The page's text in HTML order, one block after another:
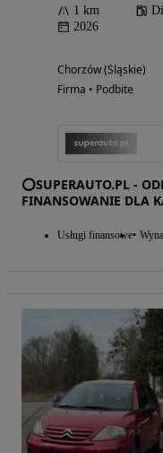
1 km
2026
Chorzów (Śląskie)
Firma • Podbite
⭕SUPERAUTO.PL -
FINANSOWANIE DLA
Usługi finansowe